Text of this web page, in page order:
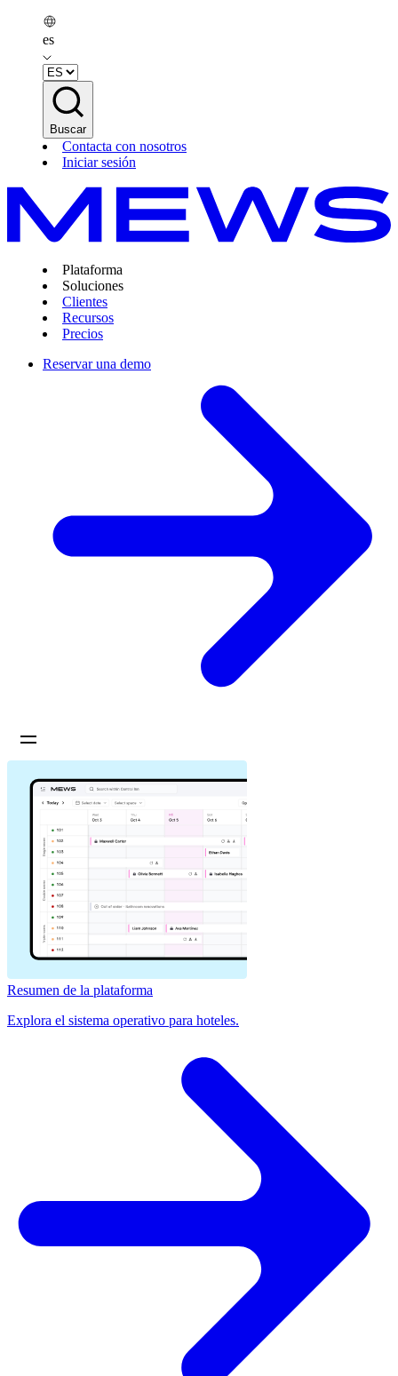
es
Buscar
Contacta con nosotros
Iniciar sesión
Plataforma
Soluciones
Clientes
Recursos
Precios
Reservar una demo
Resumen de la plataforma
Explora el sistema operativo para hoteles.